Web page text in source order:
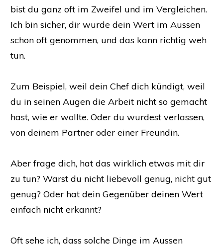
bist du ganz oft im Zweifel und im Vergleichen.
Ich bin sicher, dir wurde dein Wert im Aussen
schon oft genommen, und das kann richtig weh
tun.
Zum Beispiel, weil dein Chef dich kündigt, weil
du in seinen Augen die Arbeit nicht so gemacht
hast, wie er wollte. Oder du wurdest verlassen,
von deinem Partner oder einer Freundin.
Aber frage dich, hat das wirklich etwas mit dir
zu tun? Warst du nicht liebevoll genug, nicht gut
genug? Oder hat dein Gegenüber deinen Wert
einfach nicht erkannt?
Oft sehe ich, dass solche Dinge im Aussen